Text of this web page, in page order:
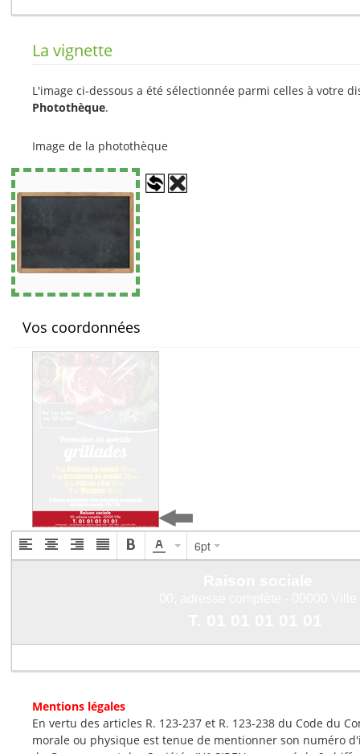
La vignette
L'image ci-dessous a été sélectionnée parmi celles à votre
Photothèque.
Image de la photothèque
Vos coordonnées
6pt
Mentions légales
En vertu des articles R. 123-237 et R. 123-238 du Code du
morale ou physique est tenue de mentionner son numéro